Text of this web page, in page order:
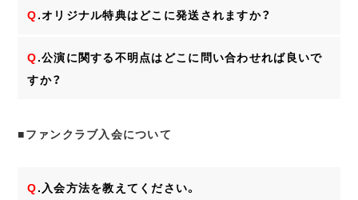
Q.オリジナル特典はどこに発送されますか？
Q.公演に関する不明点はどこに問い合わせれば良いで
すか？
■ファンクラブ入会について
Q.入会方法を教えてください。